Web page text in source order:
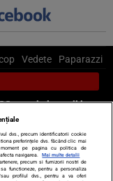
Vedete Paparazzi
sau trimite mail la
Politică
de vise LIFE STYLE
dvs., precum identificatorii cookie
preferințele dvs. făcând clic mai
pe pagina cu politica de
navigarea.
Mai multe detalii
precum si furnizorii nostri de
functioneze, pentru a personaliza
profilul dvs., pentru a va oferi